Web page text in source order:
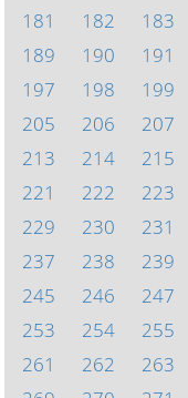
181
182 183
189
190 191
197
198 199
205
206 207
213
214 215
221
222 223
229
230 231
237
238 239
245
246 247
253
254 255
261
262 263